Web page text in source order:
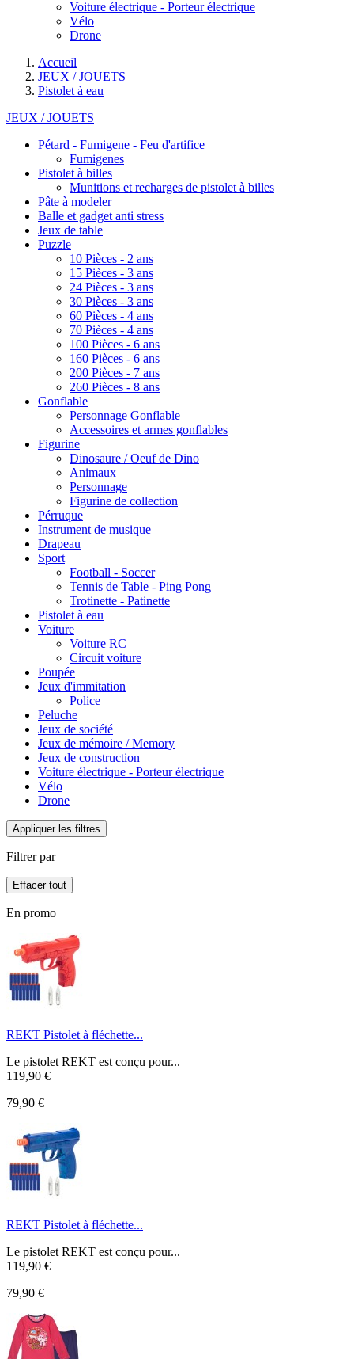
Voiture électrique - Porteur électrique
Vélo
Drone
Accueil
JEUX / JOUETS
Pistolet à eau
JEUX / JOUETS
Pétard - Fumigene - Feu d'artifice
Fumigenes
Pistolet à billes
Munitions et recharges de pistolet à billes
Pâte à modeler
Balle et gadget anti stress
Jeux de table
Puzzle
10 Pièces - 2 ans
15 Pièces - 3 ans
24 Pièces - 3 ans
30 Pièces - 3 ans
60 Pièces - 4 ans
70 Pièces - 4 ans
100 Pièces - 6 ans
160 Pièces - 6 ans
200 Pièces - 7 ans
260 Pièces - 8 ans
Gonflable
Personnage Gonflable
Accessoires et armes gonflables
Figurine
Dinosaure / Oeuf de Dino
Animaux
Personnage
Figurine de collection
Pérruque
Instrument de musique
Drapeau
Sport
Football - Soccer
Tennis de Table - Ping Pong
Trotinette - Patinette
Pistolet à eau
Voiture
Voiture RC
Circuit voiture
Poupée
Jeux d'immitation
Police
Peluche
Jeux de société
Jeux de mémoire / Memory
Jeux de construction
Voiture électrique - Porteur électrique
Vélo
Drone
Appliquer les filtres
Filtrer par
Effacer tout
En promo
REKT Pistolet à fléchette...
Le pistolet REKT est conçu pour...
119,90 €
79,90 €
REKT Pistolet à fléchette...
Le pistolet REKT est conçu pour...
119,90 €
79,90 €